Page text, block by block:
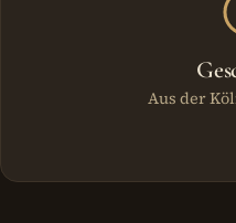
Aus der